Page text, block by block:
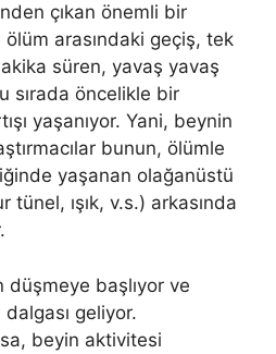
çıkan önemli bir
arasındaki geçiş, tek
süren, yavaş yavaş
sırada öncelikle bir
yaşanıyor. Yani, beynin
bunun, ölümle
yaşanan olağanüstü
ışık, v.s.) arkasında
başlıyor ve
geliyor.
beyin aktivitesi